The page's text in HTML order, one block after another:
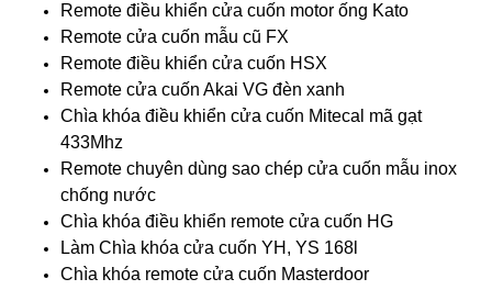
Remote điều khiển cửa cuốn motor ống Kato
Remote cửa cuốn mẫu cũ FX
Remote điều khiển cửa cuốn HSX
Remote cửa cuốn Akai VG đèn xanh
Chìa khóa điều khiển cửa cuốn Mitecal mã gạt
433Mhz
Remote chuyên dùng sao chép cửa cuốn mẫu inox
chống nước
Chìa khóa điều khiển remote cửa cuốn HG
Làm Chìa khóa cửa cuốn YH, YS 168l
Chìa khóa remote cửa cuốn Masterdoor